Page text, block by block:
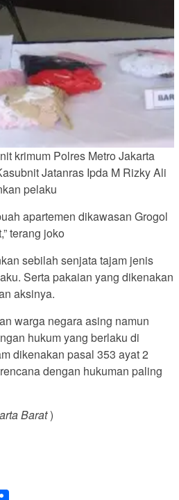
krimum Polres Metro Jakarta
Jatanras Ipda M Rizky Ali
pelaku
apartemen dikawasan Grogol
terang joko
sebilah senjata tajam jenis
Serta pakaian yang dikenakan
aksinya.
warga negara asing namun
hukum yang berlaku di
dikenakan pasal 353 ayat 2
dengan hukuman paling
Barat)